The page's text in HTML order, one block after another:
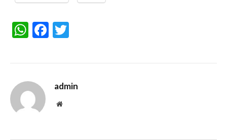
WhatsApp
Facebook
admin
Website